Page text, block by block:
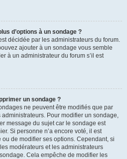
d’options à un sondage ?
décidée par les administrateurs du forum.
ajouter à un sondage vous semble
à un administrateur du forum s’il est
un sondage ?
ne peuvent être modifiés que par
administrateurs. Pour modifier un sondage,
message du sujet car le sondage est
Si personne n’a encore voté, il est
de modifier ses options. Cependant, si
modérateurs et les administrateurs
Cela empêche de modifier les